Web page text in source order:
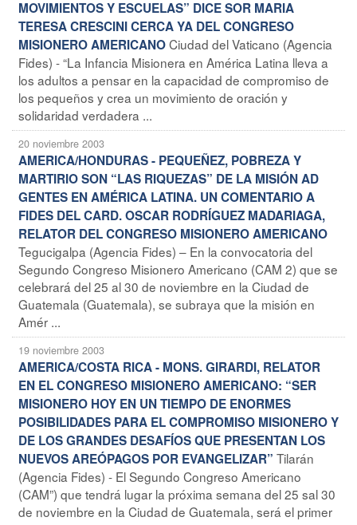
MOVIMIENTOS Y ESCUELAS” DICE SOR MARIA
TERESA CRESCINI CERCA YA DEL CONGRESO
MISIONERO AMERICANOCiudad del Vaticano (Agencia
Fides) - “La Infancia Misionera en América Latina lleva a
los adultos a pensar en la capacidad de compromiso de
los pequeños y crea un movimiento de oración y
solidaridad verdadera ...
20 noviembre 2003
AMERICA/HONDURAS - PEQUEÑEZ, POBREZA Y
MARTIRIO SON “LAS RIQUEZAS” DE LA MISIÓN AD
GENTES EN AMÉRICA LATINA. UN COMENTARIO A
FIDES DEL CARD. OSCAR RODRÍGUEZ MADARIAGA,
RELATOR DEL CONGRESO MISIONERO AMERICANO
Tegucigalpa (Agencia Fides) – En la convocatoria del
Segundo Congreso Misionero Americano (CAM 2) que se
celebrará del 25 al 30 de noviembre en la Ciudad de
Guatemala (Guatemala), se subraya que la misión en
Amér ...
19 noviembre 2003
AMERICA/COSTA RICA - MONS. GIRARDI, RELATOR
EN EL CONGRESO MISIONERO AMERICANO: “SER
MISIONERO HOY EN UN TIEMPO DE ENORMES
POSIBILIDADES PARA EL COMPROMISO MISIONERO Y
DE LOS GRANDES DESAFÍOS QUE PRESENTAN LOS
NUEVOS AREÓPAGOS POR EVANGELIZAR” Tilarán
(Agencia Fides) - El Segundo Congreso Americano
(CAM”) que tendrá lugar la próxima semana del 25 sal 30
de noviembre en la Ciudad de Guatemala, será el primer